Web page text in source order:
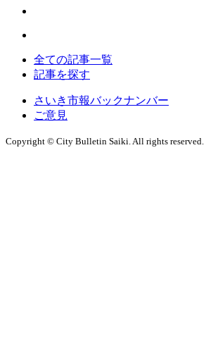
全ての記事一覧
記事を探す
さいき市報バックナンバー
ご意見
Copyright © City Bulletin Saiki. All rights reserved.